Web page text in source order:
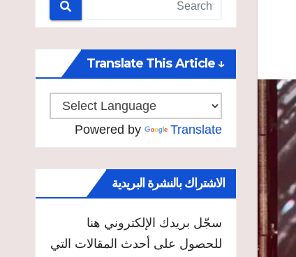
↓ Translate This Article
Powered by Translate
الاشتراك بالنشرة البريدية
سجّل بريدك الإلكتروني هنا
للحصول على أحدث المقالات التي